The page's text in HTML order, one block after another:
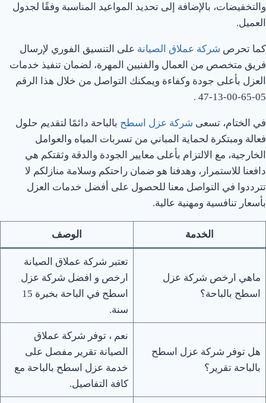
والتخفيضات، بالإضافة إلى تحديد المواعيد المناسبة وفقًا لجدول
العميل.
كما تحرص شركة عملاق الصيانة على التنسيق الفوري لإرسال
فريق متخصص من العمال والفنيين المهرة، لضمان تنفيذ خدمات
العزل بأعلى جودة وكفاءة ويمكنك التواصل من خلال هذا الرقم
05-65-00-13-47 .
في الختام، تسعى شركة عزل اسطح بالباحة دائمًا لتقديم حلول
فعالة ومبتكرة لحماية المباني من تسربات المياه والعوامل
الخارجية، مع الالتزام بأعلى معايير الجودة والدقة وثقتكم هي
دافعنا للاستمرار، وهدفنا هو ضمان راحتكم وسلامة منازلكم لا
تترددوا في التواصل معنا للحصول على أفضل خدمات العزل
بأسعار تنافسية ومهنية عالية.
الخدمة الوصف
ماهي ارخص شركة عزل
اسطح بالباحة؟
تعتبر شركة عملاق الصيانة
ارخص و افضل شركة عزل
اسطح في الباحة بخبرة 15
سنة.
هل توفر شركة عزل اسطح
بالباحة تقرير؟
نعم ، توفر شركة عملاق
الصيانة تقرير مفصل على
خدمة عزل اسطح بالباحة مع
كافة التفاصيل.